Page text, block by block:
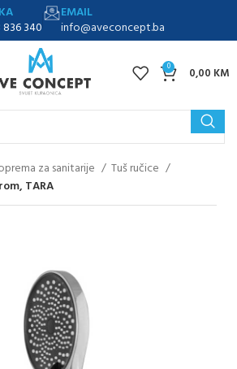
836 340
EMAIL
info@aveconcept.ba
0 0,00 KM
za sanitarije
Tuš ručice
TARA